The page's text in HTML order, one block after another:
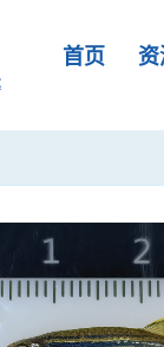
首页